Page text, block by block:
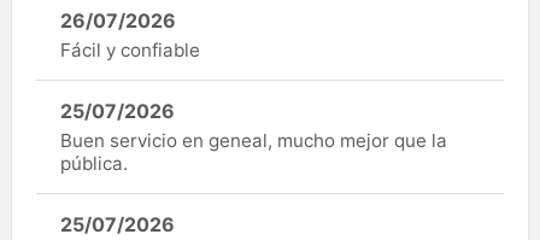
26/07/2026
Fácil y confiable
25/07/2026
Buen servicio en geneal, mucho mejor que la
pública.
25/07/2026